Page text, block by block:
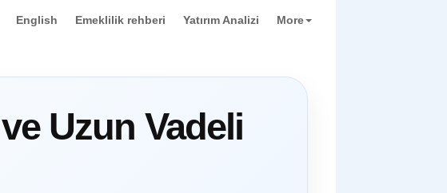
English Emeklilik rehberi Yatırım Analizi More
Uzun Vadeli